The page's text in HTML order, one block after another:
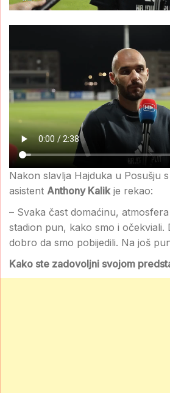
Nakon slavlja Hajduka u Posušju s
asistent Anthony Kalik je rekao:
– Svaka čast domaćinu,
stadion pun, kako smo i očekviali.
dobro da smo pobijedili. Na još
Kako ste zadovoljni svojom